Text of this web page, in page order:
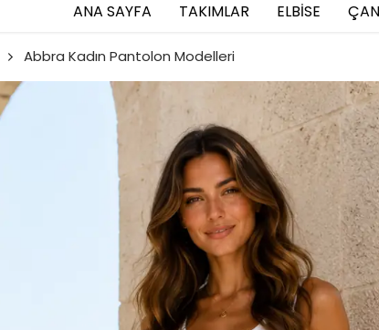
ANA SAYFA TAKIMLAR ELBİSE
Abbra Kadın Pantolon Modelleri